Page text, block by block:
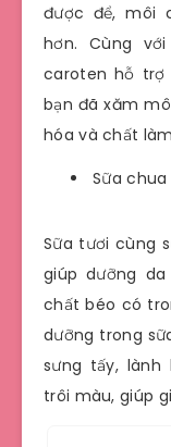
được để, môi
hơn. Cùng
caroten hỗ
bạn đã xăm
hóa và chất
Sữa
Sữa tươi cùng
giúp dưỡng
chất béo có
dưỡng trong
sưng tấy, lành
trôi màu, giúp